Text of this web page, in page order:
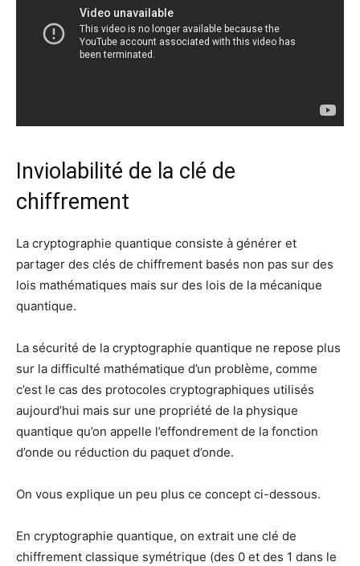
Inviolabilité de la clé de
chiffrement
La cryptographie quantique consiste à générer et
partager des clés de chiffrement basés non pas sur des
lois mathématiques mais sur des lois de la mécanique
quantique.
La sécurité de la cryptographie quantique ne repose plus
sur la difficulté mathématique d’un problème, comme
c’est le cas des protocoles cryptographiques utilisés
aujourd’hui mais sur une propriété de la physique
quantique qu’on appelle l’effondrement de la fonction
d’onde ou réduction du paquet d’onde.
On vous explique un peu plus ce concept ci-dessous.
En cryptographie quantique, on extrait une clé de
chiffrement classique symétrique (des 0 et des 1 dans le